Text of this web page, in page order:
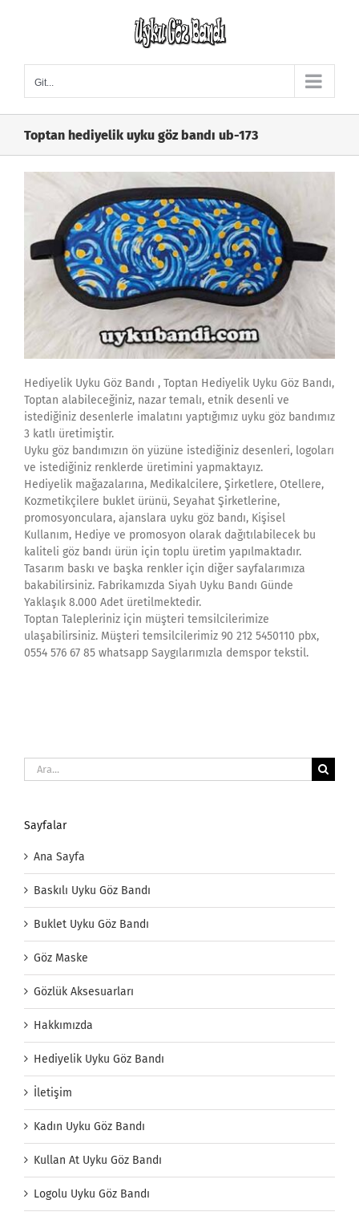
Git...
Toptan hediyelik uyku göz bandı ub-173
Hediyelik Uyku Göz Bandı , Toptan Hediyelik Uyku Göz Bandı,
Toptan alabileceğiniz, nazar temalı, etnik desenli ve
istediğiniz desenlerle imalatını yaptığımız uyku göz bandımız
3 katlı üretimiştir.
Uyku göz bandımızın ön yüzüne istediğiniz desenleri, logoları
ve istediğiniz renklerde üretimini yapmaktayız.
Hediyelik mağazalarına, Medikalcilere, Şirketlere, Otellere,
Kozmetikçilere buklet ürünü, Seyahat Şirketlerine,
promosyonculara, ajanslara uyku göz bandı, Kişisel
Kullanım, Hediye ve promosyon olarak dağıtılabilecek bu
kaliteli göz bandı ürün için toplu üretim yapılmaktadır.
Tasarım baskı ve başka renkler için diğer sayfalarımıza
bakabilirsiniz. Fabrikamızda Siyah Uyku Bandı Günde
Yaklaşık 8.000 Adet üretilmektedir.
Toptan Talepleriniz için müşteri temsilcilerimize
ulaşabilirsiniz. Müşteri temsilcilerimiz 90 212 5450110 pbx,
0554 576 67 85 whatsapp Saygılarımızla demspor tekstil.
Ara:
Sayfalar
Ana Sayfa
Baskılı Uyku Göz Bandı
Buklet Uyku Göz Bandı
Göz Maske
Gözlük Aksesuarları
Hakkımızda
Hediyelik Uyku Göz Bandı
İletişim
Kadın Uyku Göz Bandı
Kullan At Uyku Göz Bandı
Logolu Uyku Göz Bandı